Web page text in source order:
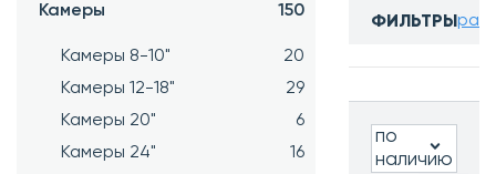
Камеры 150
Камеры 8-10"
20
Камеры 12-18"
29
Камеры 20"
6
Камеры 24"
16
ФИЛЬТРЫ
Размер
колес:
Все
по
наличию